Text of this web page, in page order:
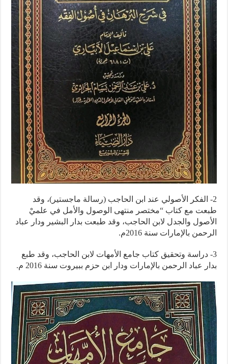
2- الفكر الأصولي عند ابن الحاجب (رسالة ماجستير)، وقد
طبعت مع كتاب “مختصر منتهى الوصول والأمل في علميْ
الأصول والجدل لابن الحاجب، وقد طبعت بدار البشير ودار عباد
الرحمن بالإمارات سنة 2016م.
3- دراسة وتحقيق كتاب جامع الأمهات لابن الحاجب، وقد طبع
بدار عباد الرحمن بالإمارات ودار ابن حزم ببيروت سنة 2016 م.